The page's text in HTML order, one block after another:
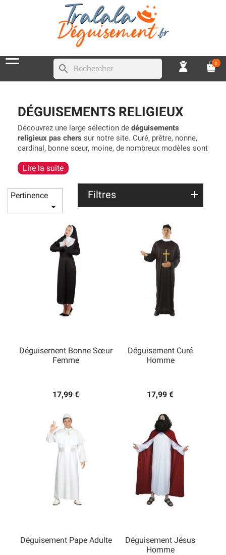
search 0
DÉGUISEMENTS RELIGIEUX
Découvrez une large sélection de déguisements
religieux pas chers sur notre site. Curé, prêtre, nonne,
cardinal, bonne sœur, moine, de nombreux modèles sont
de l’Église. De nombreux accessoires vous permettront
originale parfaite. Idéals pour les soirées déguisées, les
costumes de prêtes et autres bonne sœurs
conviendront également pour faire une blague.
Lire la suite
Pertinence

Filtres
Déguisement Bonne Sœur
Femme
17,99 €
Déguisement Curé
Homme
17,99 €
Déguisement Pape Adulte
Déguisement Jésus
Homme